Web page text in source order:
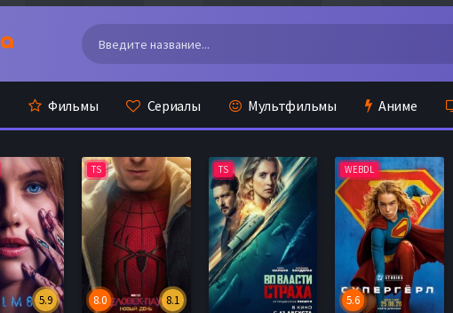
Фильмы Сериалы Мультфильмы Аниме
5.9
TS
8.1
8.0
TS WEBDL
5.6